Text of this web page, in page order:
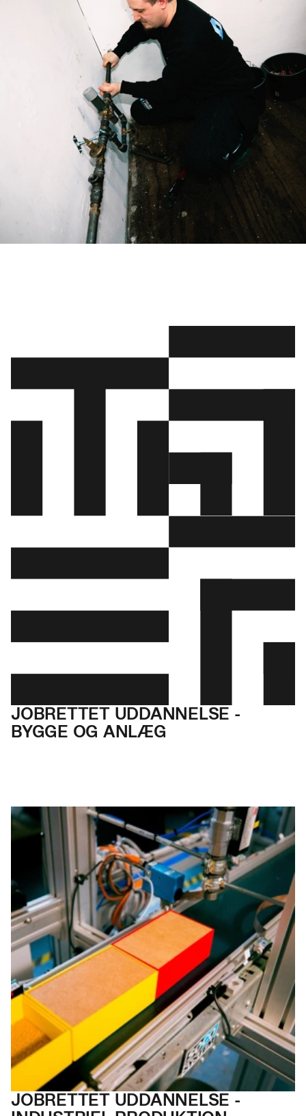
JOBRETTET UDDANNELSE -
BYGGE OG ANLÆG
JOBRETTET UDDANNELSE -